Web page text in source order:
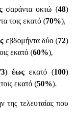
σαράντα οκτώ (48)
τοις εκατό (70%),
εβδομήντα δύο (72)
εκατό (60%),
) έως εκατό (100)
εκατό (50%).
της τελευταίας που